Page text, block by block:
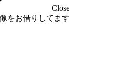
Close
をお借りしてます